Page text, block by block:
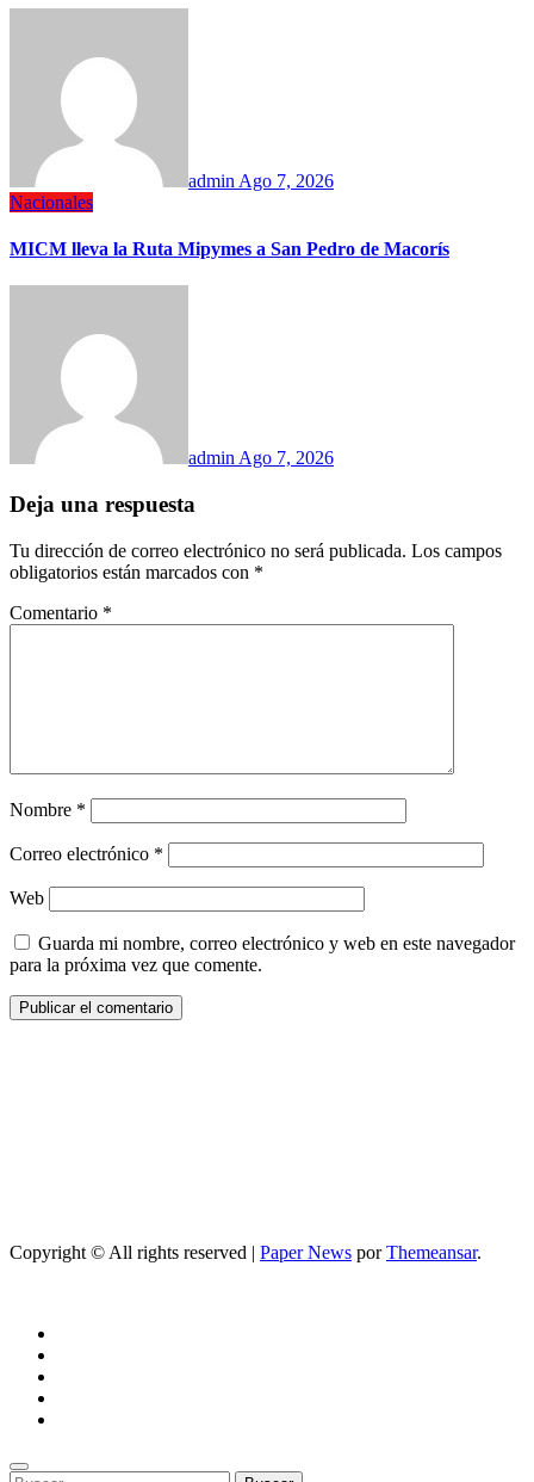
admin Ago 7, 2026
Nacionales
MICM lleva la Ruta Mipymes a San Pedro de Macorís
admin Ago 7, 2026
Deja una respuesta
Tu dirección de correo electrónico no será publicada. Los campos
obligatorios están marcados con *
Comentario *
Nombre *
Correo electrónico *
Web
Guarda mi nombre, correo electrónico y web en este navegador
para la próxima vez que comente.
Copyright © All rights reserved | Paper News porThemeansar.